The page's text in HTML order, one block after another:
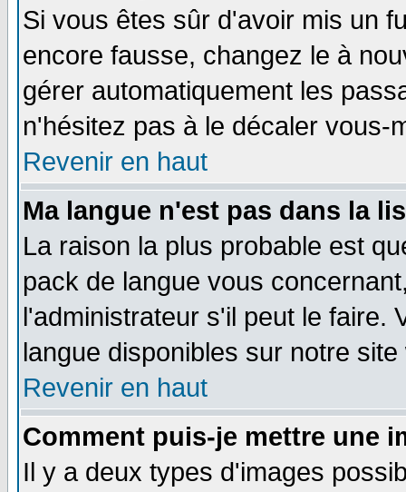
Si vous êtes sûr d'avoir mis un
encore fausse, changez le à
gérer automatiquement les
n'hésitez pas à le décaler vous-
Revenir en haut
Ma langue n'est pas dans la
La raison la plus probable est
pack de langue vous
l'administrateur s'il peut le faire.
langue disponibles sur notre site
Revenir en haut
Comment puis-je mettre une
Il y a deux types d'images